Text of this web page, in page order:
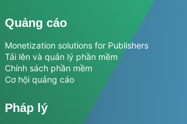
Quảng cáo
Monetization solutions for Publishers
Tải lên và quản lý phần mềm
Chính sách phần mềm
Cơ hội quảng cáo
Pháp lý